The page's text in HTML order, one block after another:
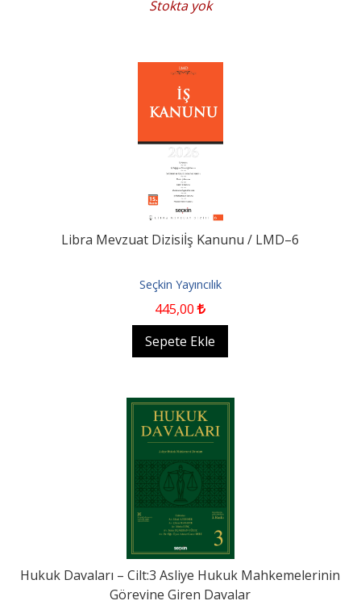
Stokta yok
Libra Mevzuat Dizisiİş Kanunu / LMD–6
Seçkin Yayıncılık
445,00
Sepete Ekle
Hukuk Davaları – Cilt:3 Asliye Hukuk Mahkemelerinin
Görevine Giren Davalar